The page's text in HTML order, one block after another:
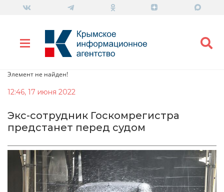
Элемент не найден!
12:46, 17 июня 2022
Экс-сотрудник Госкомрегистра
предстанет перед судом